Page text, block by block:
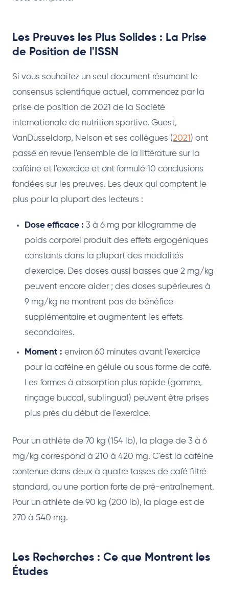
Les Preuves les Plus Solides : La Prise
de Position de l'ISSN
Si vous souhaitez un seul document résumant le
consensus scientifique actuel, commencez par la
prise de position de 2021 de la Société
internationale de nutrition sportive. Guest,
VanDusseldorp, Nelson et ses collègues (2021 ) ont
passé en revue l'ensemble de la littérature sur la
caféine et l'exercice et ont formulé 10 conclusions
fondées sur les preuves. Les deux qui comptent le
plus pour la plupart des lecteurs :
Dose efficace : 3 à 6 mg par kilogramme de
poids corporel produit des effets ergogéniques
constants dans la plupart des modalités
d'exercice. Des doses aussi basses que 2 mg/kg
peuvent encore aider ; des doses supérieures à
9 mg/kg ne montrent pas de bénéfice
supplémentaire et augmentent les effets
secondaires.
Moment : environ 60 minutes avant l'exercice
pour la caféine en gélule ou sous forme de café.
Les formes à absorption plus rapide (gomme,
rinçage buccal, sublingual) peuvent être prises
plus près du début de l'exercice.
Pour un athlète de 70 kg (154 lb), la plage de 3 à 6
mg/kg correspond à 210 à 420 mg. C'est la caféine
contenue dans deux à quatre tasses de café filtré
standard, ou une portion forte de pré-entraînement.
Pour un athlète de 90 kg (200 lb), la plage est de
270 à 540 mg.
Les Recherches : Ce que Montrent les
Études